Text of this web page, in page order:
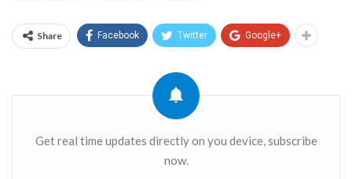
Share Facebook Twitter Google+
Get real time updates directly on you device, subscribe
now.